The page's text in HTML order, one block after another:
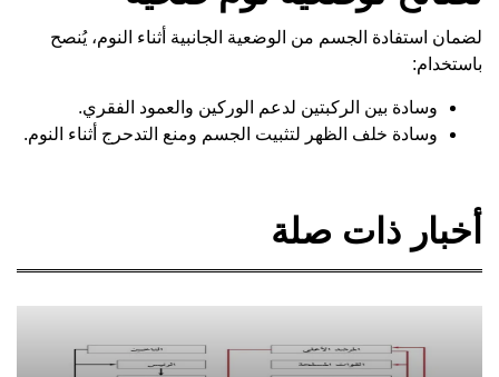
لضمان استفادة الجسم من الوضعية الجانبية أثناء النوم، يُنصح
باستخدام:
وسادة بين الركبتين لدعم الوركين والعمود الفقري.
وسادة خلف الظهر لتثبيت الجسم ومنع التدحرج أثناء النوم.
أخبار ذات صلة